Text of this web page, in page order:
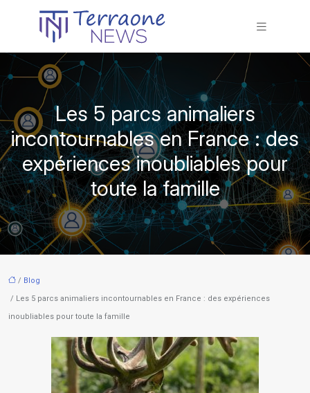
Les 5 parcs animaliers
incontournables en France : des
expériences inoubliables pour
toute la famille
/ Blog
/ Les 5 parcs animaliers incontournables en France : des expériences
inoubliables pour toute la famille